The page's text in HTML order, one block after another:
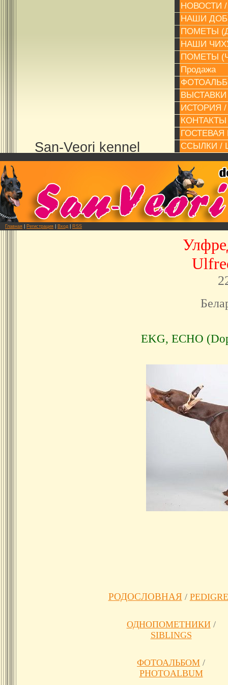
San-Veori kennel
НОВОСТИ /
НАШИ
ПОМЕТЫ
НАШИ
ПОМЕТЫ
Продажа
ВЫСТАВКИ
ИСТОРИЯ /
КОНТАКТЫ
ГОСТЕВАЯ
ССЫЛКИ /
Главная Регистрация Вход RSS
EKG, ECHO
РОДОСЛОВНАЯ /
ОДНОПОМЕТНИКИ/
SIBLINGS
ФОТОАЛЬБОМ /
PHOTOALBUM